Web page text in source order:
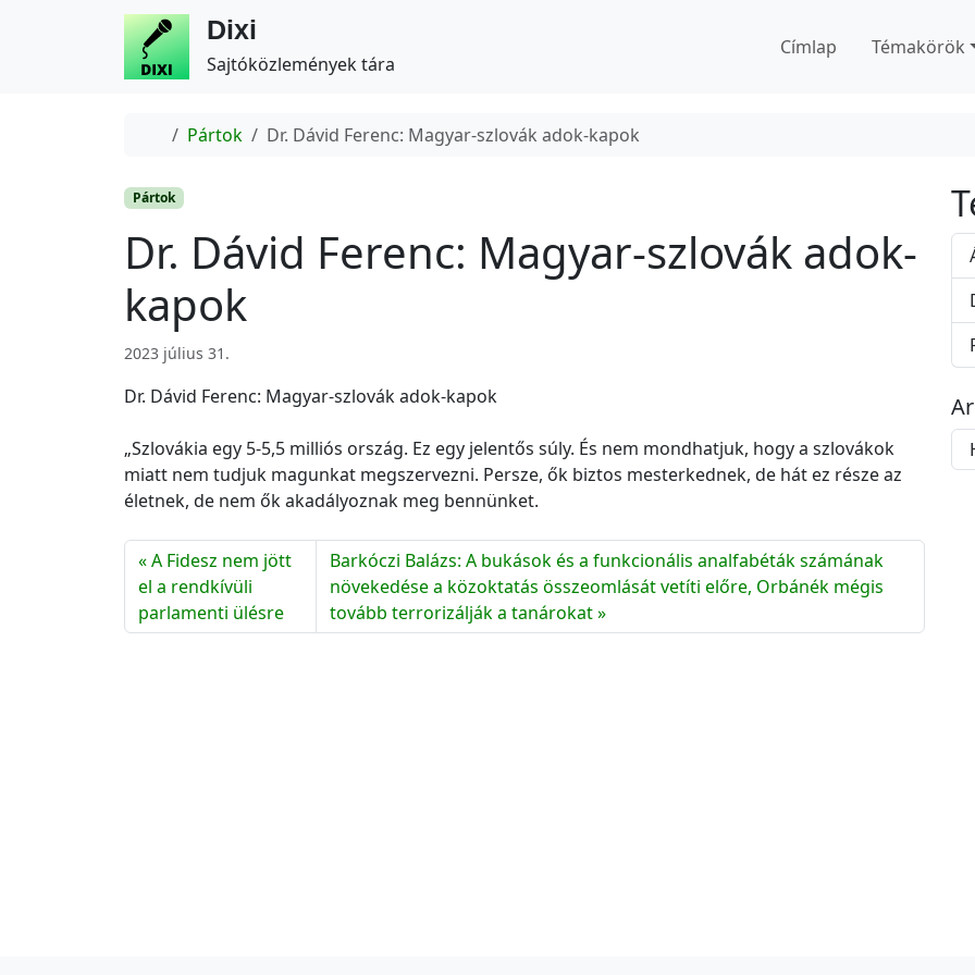
Dixi
Sajtóközlemények tára
Címlap Témakörök
Home
Pártok Dr. Dávid Ferenc: Magyar-szlovák adok-kapok
Pártok
Dr. Dávid Ferenc: Magyar-szlovák adok-
kapok
2023 július 31.
Dr. Dávid Ferenc: Magyar-szlovák adok-kapok
„Szlovákia egy 5-5,5 milliós ország. Ez egy jelentős súly. És nem mondhatjuk, hogy a szlovákok
miatt nem tudjuk magunkat megszervezni. Persze, ők biztos mesterkednek, de hát ez része az
életnek, de nem ők akadályoznak meg bennünket.
A Fidesz nem jött
el a rendkívüli
parlamenti ülésre
Barkóczi Balázs: A bukások és a funkcionális analfabéták számának
növekedése a közoktatás összeomlását vetíti előre, Orbánék mégis
tovább terrorizálják a tanárokat
r